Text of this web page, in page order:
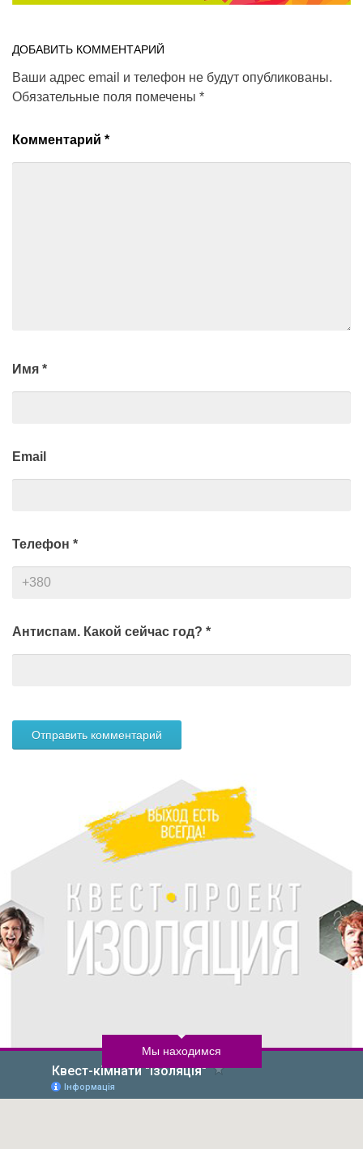
ДОБАВИТЬ КОММЕНТАРИЙ
Ваши адрес email и телефон не будут опубликованы.
Обязательные поля помечены *
Комментарий *
Имя *
Email
Телефон *
Антиспам. Какой сейчас год? *
Мы находимся